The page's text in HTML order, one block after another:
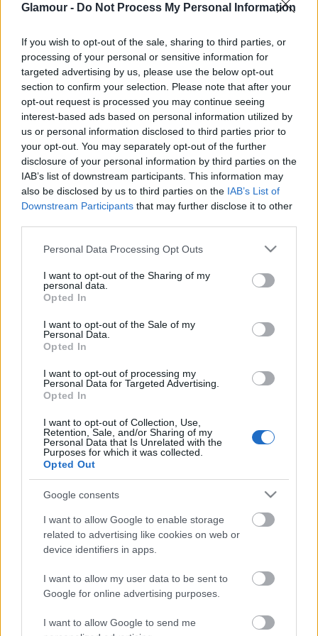
Glamour - Do Not Process My Personal Information
If you wish to opt-out of the sale, sharing to third parties, or
processing of your personal or sensitive information for
targeted advertising by us, please use the below opt-out
section to confirm your selection. Please note that after your
opt-out request is processed you may continue seeing
interest-based ads based on personal information utilized by
us or personal information disclosed to third parties prior to
your opt-out. You may separately opt-out of the further
disclosure of your personal information by third parties on the
IAB’s list of downstream participants. This information may
also be disclosed by us to third parties on the IAB’s List of
Downstream Participants that may further disclose it to other
Please note that this website/app uses one or more Google
not limited to your visit or usage behaviour. You may click to
grant or deny consent to Google and its third-party tags to
use your data for below specified purposes in below Google
consent section.
Personal Data Processing Opt Outs
I want to opt-out of the Sharing of my
personal data.
Opted In
I want to opt-out of the Sale of my
Personal Data.
Opted In
I want to opt-out of processing my
Personal Data for Targeted Advertising.
Opted In
I want to opt-out of Collection, Use,
Retention, Sale, and/or Sharing of my
Personal Data that Is Unrelated with the
Purposes for which it was collected.
Opted Out
Google consents
I want to allow Google to enable storage
related to advertising like cookies on web or
device identifiers in apps.
I want to allow my user data to be sent to
Google for online advertising purposes.
I want to allow Google to send me
munkaerőpiacon
bárkiben, még akkor is, ha nem kellene
18:01
Meghan Markle épp letaszítani készül Katalin
hercegnét a trónról
16:01
Justin Bieber szerelmi vallomásától elakad a
lélegzetünk
15:01
Kylie Jenner a nyílt utcán viselt
meztelenruhát, és ennél stílusosabb nem is
lehetett volna
13:01
Borbély Alexandra üzenetét azonnal el kell
olvasnod
12:01
Így nézne ki Gelencsér Tímea, ha férfinak
született volna
kiderült, mi áll háttérben
10:12
15 menő női sportcipő, ami tökéletesen mutat
majd a hétköznapokon - és még
kedvezményes is
08:01
Ekkor illik lattét inni az olaszok szerint
07:01
Napi horoszkóp: Az Ikrek ma mindent megold,
Archívum Impresszum
Adatkezelési tájékoztató
Felhasználási feltételek
Előfizetés
Kapcsolat
RSS
Akadálymentesítési nyilatkozat